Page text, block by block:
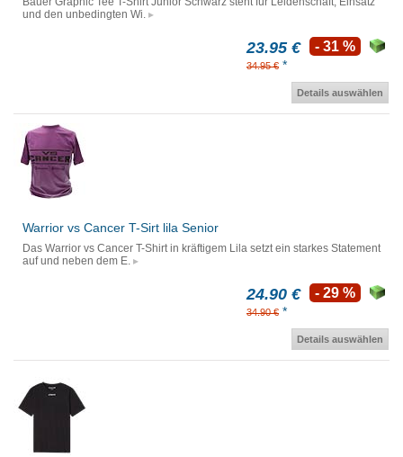
und den unbedingten Wi.
23.95 €
34.95 € *
- 31 %
Details auswählen
Warrior vs Cancer T-Sirt lila Senior
Das Warrior vs Cancer T-Shirt in kräftigem Lila setzt ein starkes Statement
auf und neben dem E.
24.90 €
34.90 € *
- 29 %
Details auswählen